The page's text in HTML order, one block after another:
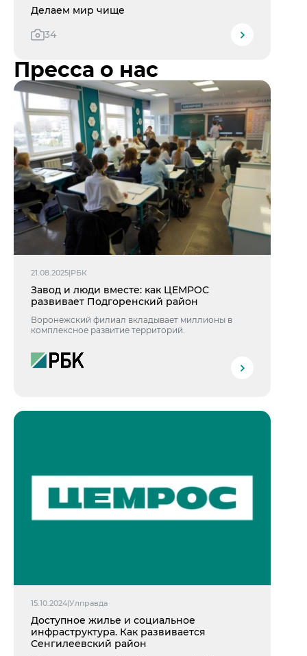
Делаем мир чище
34
Пресса о нас
21.08.2025|РБК
Завод и люди вместе: как ЦЕМРОС
развивает Подгоренский район
Воронежский филиал вкладывает миллионы в
комплексное развитие территорий.
15.10.2024|Улправда
Доступное жилье и социальное
инфраструктура. Как развивается
Сенгилеевский район